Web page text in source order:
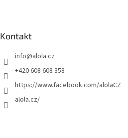
Kontakt
info@alola.cz
+420 608 608 358
https://www.facebook.com/alolaCZ
alola.cz/